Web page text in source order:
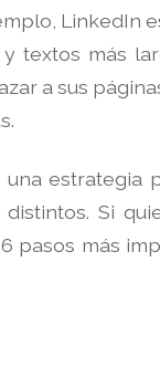
LinkedIn
textos más
a sus
Si
pasos más